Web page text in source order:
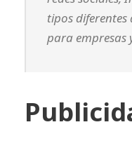
tipos
para empresas